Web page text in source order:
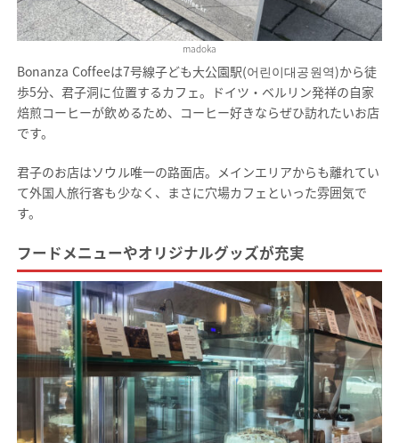
madoka
Bonanza Coffeeは7号線子ども大公園駅(어린이대공원역)から徒
歩5分、君子洞に位置するカフェ。ドイツ・ベルリン発祥の自家
焙煎コーヒーが飲めるため、コーヒー好きならぜひ訪れたいお店
です。
君子のお店はソウル唯一の路面店。メインエリアからも離れてい
て外国人旅行客も少なく、まさに穴場カフェといった雰囲気で
す。
フードメニューやオリジナルグッズが充実